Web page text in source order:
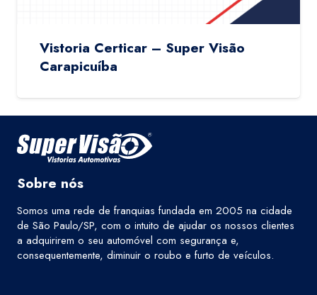
Vistoria Certicar – Super Visão
Carapicuíba
Sobre nós
Somos uma rede de franquias fundada em 2005 na cidade
de São Paulo/SP, com o intuito de ajudar os nossos clientes
a adquirirem o seu automóvel com segurança e,
consequentemente, diminuir o roubo e furto de veículos.